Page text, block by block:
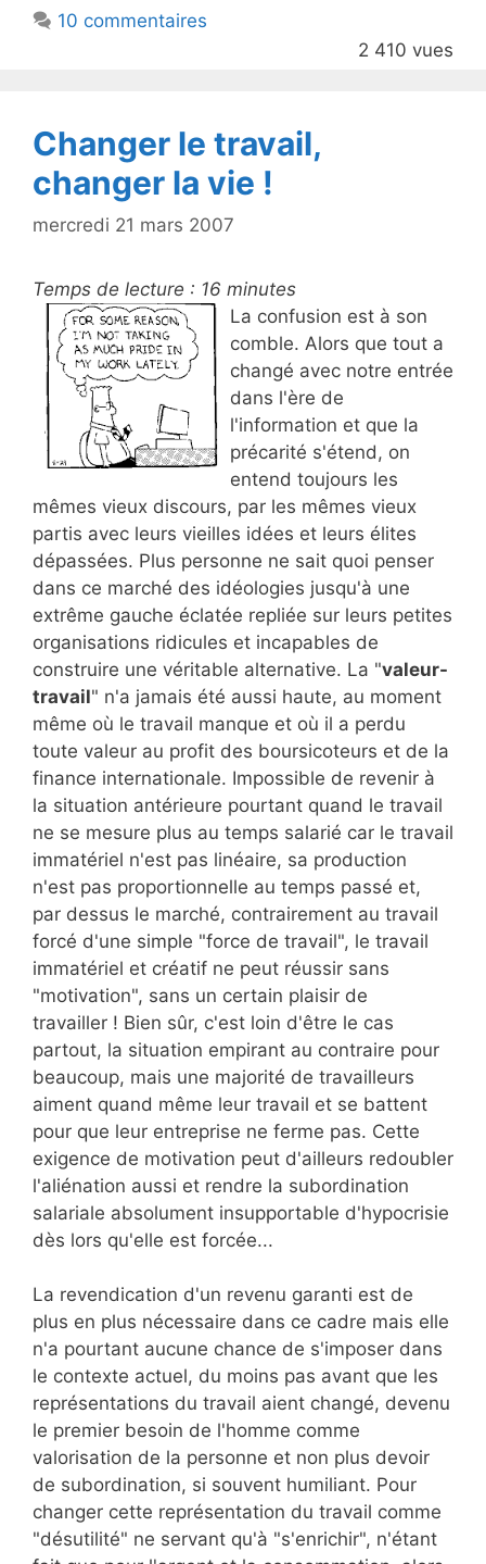
o
10 commentaires
2 410 vues
Changer le travail,
changer la vie !
mercredi 21 mars 2007
Temps de lecture : 16 minutes
La confusion est à son
comble. Alors que tout a
changé avec notre entrée
dans l'ère de
l'information et que la
précarité s'étend, on
entend toujours les
mêmes vieux discours, par les mêmes vieux
partis avec leurs vieilles idées et leurs élites
dépassées. Plus personne ne sait quoi penser
dans ce marché des idéologies jusqu'à une
extrême gauche éclatée repliée sur leurs petites
organisations ridicules et incapables de
construire une véritable alternative. La "valeur-
travail" n'a jamais été aussi haute, au moment
même où le travail manque et où il a perdu
toute valeur au profit des boursicoteurs et de la
finance internationale. Impossible de revenir à
la situation antérieure pourtant quand le travail
ne se mesure plus au temps salarié car le travail
immatériel n'est pas linéaire, sa production
n'est pas proportionnelle au temps passé et,
par dessus le marché, contrairement au travail
forcé d'une simple "force de travail", le travail
immatériel et créatif ne peut réussir sans
"motivation", sans un certain plaisir de
travailler ! Bien sûr, c'est loin d'être le cas
partout, la situation empirant au contraire pour
beaucoup, mais une majorité de travailleurs
aiment quand même leur travail et se battent
pour que leur entreprise ne ferme pas. Cette
exigence de motivation peut d'ailleurs redoubler
l'aliénation aussi et rendre la subordination
salariale absolument insupportable d'hypocrisie
dès lors qu'elle est forcée...
La revendication d'un revenu garanti est de
plus en plus nécessaire dans ce cadre mais elle
n'a pourtant aucune chance de s'imposer dans
le contexte actuel, du moins pas avant que les
représentations du travail aient changé, devenu
le premier besoin de l'homme comme
valorisation de la personne et non plus devoir
de subordination, si souvent humiliant. Pour
changer cette représentation du travail comme
"désutilité" ne servant qu'à "s'enrichir", n'étant